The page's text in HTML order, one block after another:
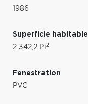
1986
Superficie habitable
2 342,2 Pi2
Fenestration
PVC